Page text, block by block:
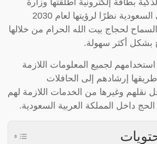
الحج والعمرة في السعودية نظرًا لرؤيتها لعام 2030
لحجاج بيت الله الحرام من خلالها
بشكل أكثر سهولة.
لجميع المعلومات اللازمة
إرشادهم إلى الحافلات
وغيرها من الخدمات اللازمة لهم
داخل المملكة العربية السعودية.